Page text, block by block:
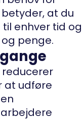
at du
enhver tid og
penge.
reducerer
at udføre